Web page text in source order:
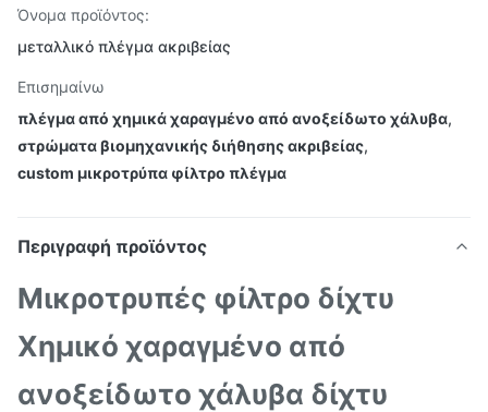
Όνομα προϊόντος:
μεταλλικό πλέγμα ακριβείας
Επισημαίνω
πλέγμα από χημικά χαραγμένο από ανοξείδωτο χάλυβα,
στρώματα βιομηχανικής διήθησης ακριβείας,
custom μικροτρύπα φίλτρο πλέγμα
Περιγραφή προϊόντος
Μικροτρυπές φίλτρο δίχτυ
Χημικό χαραγμένο από
ανοξείδωτο χάλυβα δίχτυ